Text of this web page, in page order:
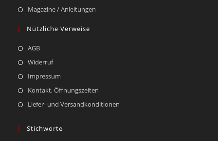
Magazine / Anleitungen
Nützliche Verweise
AGB
Widerruf
Impressum
Kontakt, Öffnungszeiten
Liefer- und Versandkonditionen
Stichworte